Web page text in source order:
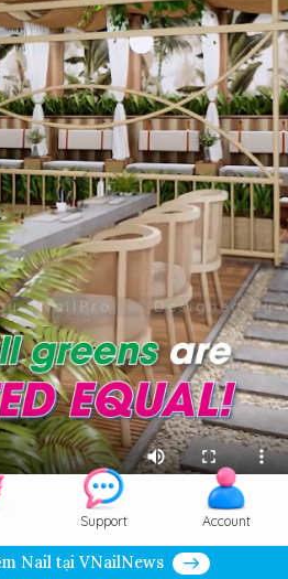
Save Zoom
Support Account
Nail tại VNailNews